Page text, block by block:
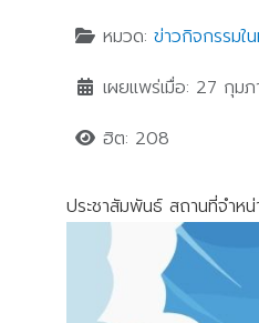
หมวด:ข่าวกิจกรรมใ
เผยแพร่เมื่อ: 27 กุม
ฮิต: 208
ประชาสัมพันธ์ สถานที่จำห